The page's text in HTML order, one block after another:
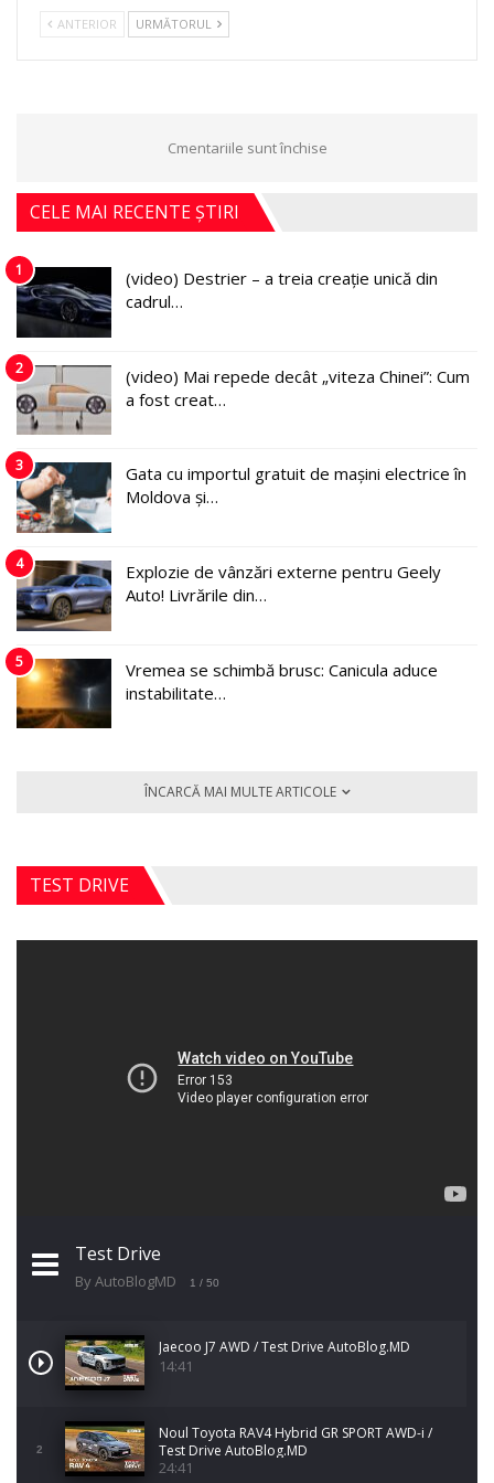
ANTERIOR URMĂTORUL
Cmentariile sunt închise
CELE MAI RECENTE ȘTIRI
1
(video) Destrier – a treia creație unică din
cadrul…
2
(video) Mai repede decât „viteza Chinei”: Cum
a fost creat…
3
Gata cu importul gratuit de mașini electrice în
Moldova și…
4
Explozie de vânzări externe pentru Geely
Auto! Livrările din…
5
Vremea se schimbă brusc: Canicula aduce
instabilitate…
ÎNCARCĂ MAI MULTE ARTICOLE
TEST DRIVE
Test Drive
By AutoBlogMD 1 / 50
Jaecoo J7 AWD / Test Drive AutoBlog.MD
14:41
2
Noul Toyota RAV4 Hybrid GR SPORT AWD-i /
Test Drive AutoBlog.MD
24:41